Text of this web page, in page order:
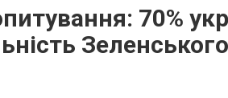
70%